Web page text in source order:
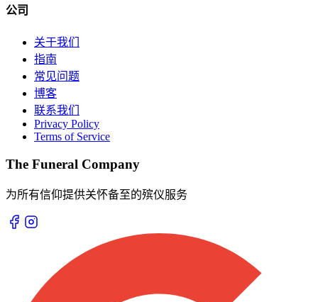
公司
关于我们
指南
常见问题
博客
联系我们
Privacy Policy
Terms of Service
The Funeral Company
为所有信仰提供关怀备至的殡仪服务